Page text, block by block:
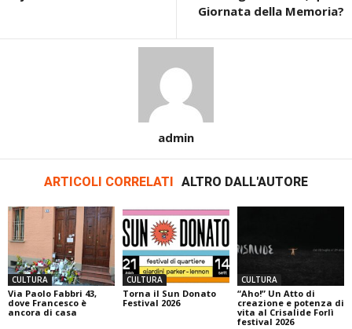
Giornata della Memoria?
admin
ARTICOLI CORRELATI ALTRO DALL'AUTORE
CULTURA
Via Paolo Fabbri 43,
dove Francesco è
ancora di casa
CULTURA
Torna il Sun Donato
Festival 2026
CULTURA
“Aho!” Un Atto di
creazione e potenza di
vita al Crisalide Forlì
festival 2026